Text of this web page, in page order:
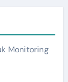
Monitoring